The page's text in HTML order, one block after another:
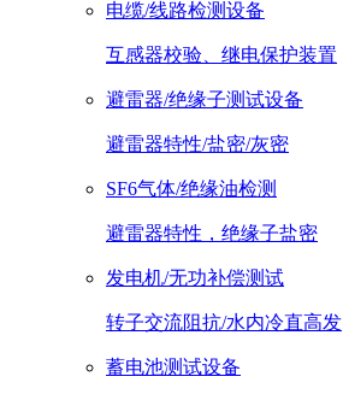
电缆/线路检测设备
互感器校验、继电保护装置
避雷器/绝缘子测试设备
避雷器特性/盐密/灰密
SF6气体/绝缘油检测
避雷器特性，绝缘子盐密
发电机/无功补偿测试
转子交流阻抗/水内冷直高发
蓄电池测试设备